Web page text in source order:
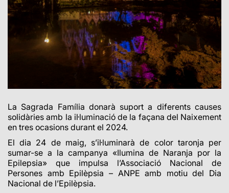
La Sagrada Família donarà suport a diferents causes
solidàries amb la il·luminació de la façana del Naixement
en tres ocasions durant el 2024.
El dia 24 de maig, s’il·luminarà de color taronja per
sumar-se a la campanya «Ilumina de Naranja por la
Epilepsia» que impulsa l’Associació Nacional de
Persones amb Epilèpsia – ANPE amb motiu del Dia
Nacional de l’Epilèpsia.